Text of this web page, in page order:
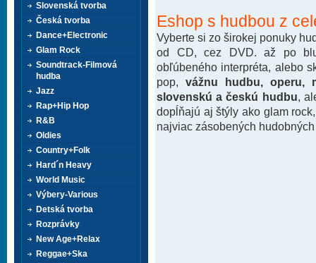
Eshop s hudbou z
Vyberte si zo širokej ponuky
od CD, cez DVD. až po
obľúbeného interpréta, alebo
pop, vážnu hudbu, operu,
slovenskú a českú hudbu ,
dopĺňajú aj štýly ako glam
najviac zásobených
Slovenská tvorba
Česká tvorba
Dance+Electronic
Glam Rock
Soundtrack-Filmová
hudba
Jazz
Rap+Hip Hop
R&B
Oldies
Country+Folk
Hard´n Heavy
World Music
Výbery-Various
Detská tvorba
Rozprávky
New Age+Relax
Reggae+Ska